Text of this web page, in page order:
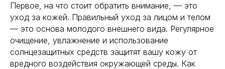
Первое, на что стоит обратить внимание, — это
уход за кожей. Правильный уход за лицом и телом
— это основа молодого внешнего вида. Регулярное
очищение, увлажнение и использование
солнцезащитных средств защитят вашу кожу от
вредного воздействия окружающей среды. Как